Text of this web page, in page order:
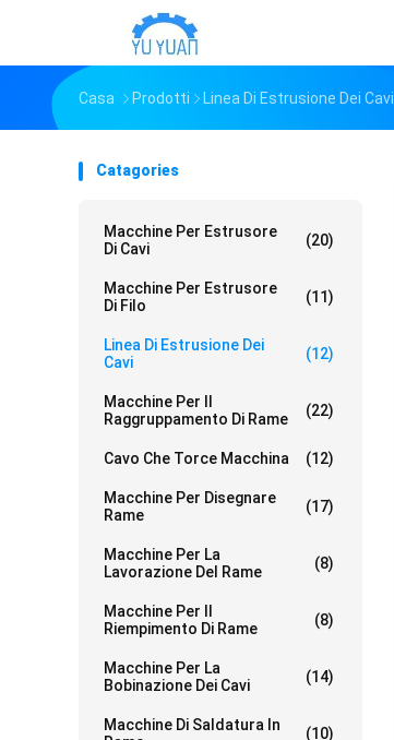
Casa Prodotti Linea Di Estrusione Dei Cavi
Catagories
Macchine Per Estrusore
Di Cavi
(20)
Macchine Per Estrusore
Di Filo
(11)
Linea Di Estrusione Dei
Cavi
(12)
Macchine Per Il
Raggruppamento Di Rame
(22)
Cavo Che Torce Macchina (12)
Macchine Per Disegnare
Rame
(17)
Macchine Per La
Lavorazione Del Rame
(8)
Macchine Per Il
Riempimento Di Rame
(8)
Macchine Per La
Bobinazione Dei Cavi
(14)
Macchine Di Saldatura In
(10)